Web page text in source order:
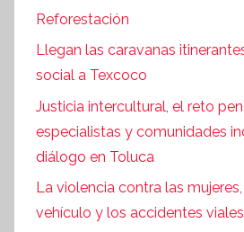
Reforestación
Llegan las caravanas
social a Texcoco
Justicia intercultural, el reto
especialistas y comunidades
diálogo en Toluca
La violencia contra las
vehículo y los accidentes